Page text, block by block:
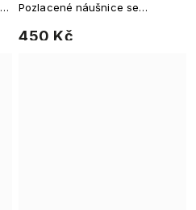
450 Kč
Pozlacené náušnice se